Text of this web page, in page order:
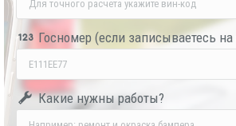
Гос­но­мер (если запи­сы­ва­е­тесь
Какие нуж­ны работы?